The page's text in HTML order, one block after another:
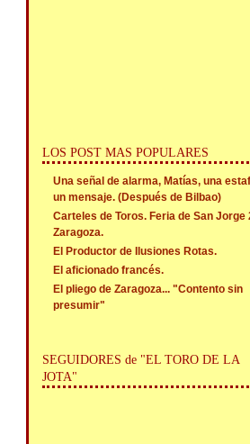
LOS POST MAS POPULARES
Una señal de alarma, Matías, una
un mensaje. (Después de Bilbao)
Carteles de Toros. Feria de San Jorge
Zaragoza.
El Productor de Ilusiones Rotas.
El aficionado francés.
El pliego de Zaragoza... "Contento sin
presumir"
SEGUIDORES de "EL TORO DE LA
JOTA"